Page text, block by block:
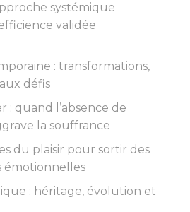
systémique
validée
: transformations,
défis
: quand l’absence de
la souffrance
du plaisir pour sortir des
émotionnelles
: héritage, évolution et